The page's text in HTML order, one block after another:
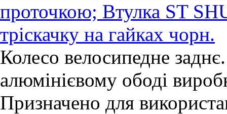
проточкою; Втулка ST
тріскачку на гайках чорн.
Колесо велосипедне
алюмінієвому ободі
Призначено для